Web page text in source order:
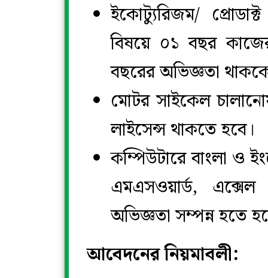
ইকোট্যুরিজম/
বিষয়ে ০১ বছর
বছরের অভিজ্ঞতা
মোটর সাইকেল
লাইসেন্স থাকতে হবে।
কম্পিউটারে বাংলা ও
এমএসওয়ার্ড,
অভিজ্ঞতা সম্পন্ন হতে
আবেদনের নিয়মাবলী: